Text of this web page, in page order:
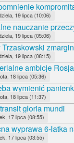
19 lipca (10:06)
nauczanie
19 lipca (05:06)
Trzaskowski
19 lipca (08:15)
ambicje
18 lipca (05:36)
wymienić
18 lipca (11:37)
gloria mundi
17 lipca (08:55)
wyprawa 6-latka
17 lipca (03:55)